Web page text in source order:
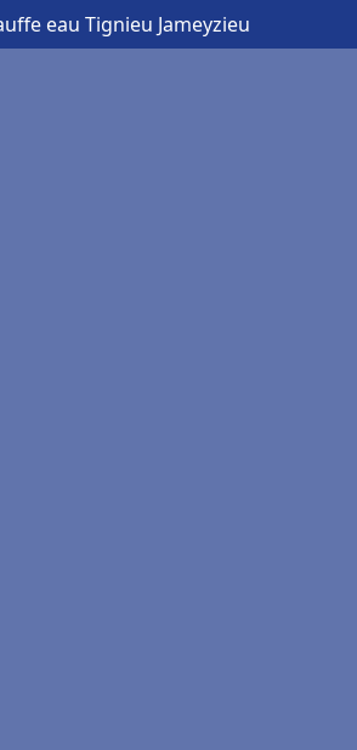
eau Tignieu Jameyzieu